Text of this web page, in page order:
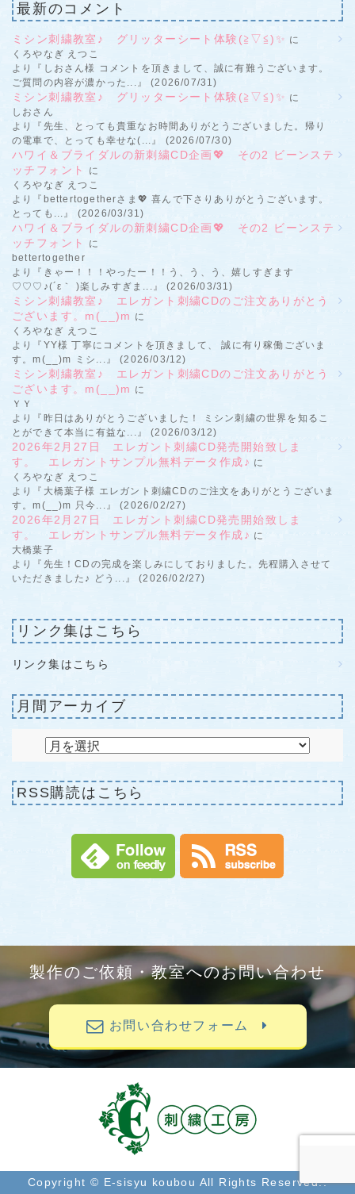
最新のコメント
ミシン刺繍教室♪ グリッターシート体験(≧▽≦)✨ に
くろやなぎ えつこ
より『しおさん様 コメントを頂きまして、誠に有難うございます。
ご質問の内容が濃かった...』 (2026/07/31)
ミシン刺繍教室♪ グリッターシート体験(≧▽≦)✨ に
しおさん
より『先生、とっても貴重なお時間ありがとうございました。帰り
の電車で、とっても幸せな(...』 (2026/07/30)
ハワイ＆ブライダルの新刺繍CD企画💖 その2 ビーンステ
ッチフォント
に
くろやなぎ えつこ
より『bettertogetherさま💖 喜んで下さりありがとうございます。
とっても...』 (2026/03/31)
ハワイ＆ブライダルの新刺繍CD企画💖 その2 ビーンステ
ッチフォント
に
bettertogether
より『きゃー！！！やったー！！う、う、う、嬉しすぎます
♡♡♡♪(´ε｀ )楽しみすぎま...』 (2026/03/31)
ミシン刺繍教室♪ エレガント刺繍CDのご注文ありがとう
ございます。m(__)m に
くろやなぎ えつこ
より『YY様 丁寧にコメントを頂きまして、 誠に有り稼働ございま
す。m(__)m ミシ...』 (2026/03/12)
ミシン刺繍教室♪ エレガント刺繍CDのご注文ありがとう
ございます。m(__)m に
ＹＹ
より『昨日はありがとうございました！ ミシン刺繍の世界を知るこ
とができて本当に有益な...』 (2026/03/12)
2026年2月27日 エレガント刺繍CD発売開始致しま
す。 エレガントサンプル無料データ作成♪ に
くろやなぎ えつこ
より『大橋葉子様 エレガント刺繍CDのご注文をありがとうございま
す。m(__)m 只今...』 (2026/02/27)
2026年2月27日 エレガント刺繍CD発売開始致しま
す。 エレガントサンプル無料データ作成♪ に
大橋葉子
より『先生！CDの完成を楽しみにしておりました。先程購入させて
いただきました♪ どう...』 (2026/02/27)
リンク集はこちら
リンク集はこちら
月間アーカイブ
RSS購読はこちら
製作のご依頼・教室へのお問い合わせ
お問い合わせフォーム
Copyright © E-sisyu koubou All Rights Reserved..